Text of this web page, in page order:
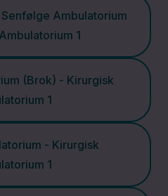
Ambulatorium
1
(Brok) - Kirurgisk
1
- Kirurgisk
1